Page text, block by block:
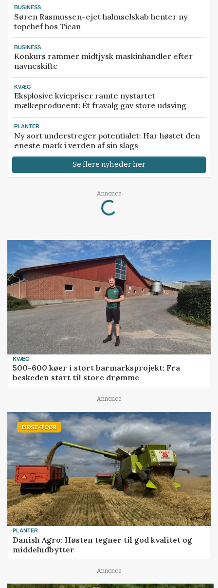
BUSINESS
Søren Rasmussen-ejet halmselskab henter ny
topchef hos Tican
BUSINESS
Konkurs rammer midtjysk maskinhandler efter
navneskifte
KVÆG
Eksplosive kviepriser ramte nystartet
mælkeproducent: Ét fravalg gav store udsving
PLANTER
Ny sort understreger potentialet: Har høstet den
eneste mark i verden af sin slags
Se flere nyheder her
Annonce
Loading...
KVÆG
500-600 køer i stort barmarksprojekt: Fra
beskeden start til store drømme
Annonce
HØST-TOUR
PLANTER
Danish Agro: Høsten tegner til god kvalitet og
middeludbytter
Annonce